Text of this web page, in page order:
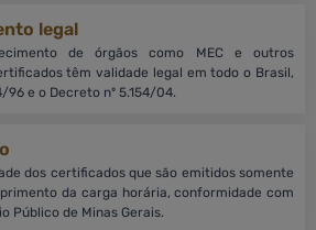
legal
de órgãos como MEC e outros
têm validade legal em todo o Brasil,
96 e o Decreto nº 5.154/04.
dos certificados que são emitidos somente
da carga horária, conformidade com
Público de Minas Gerais.